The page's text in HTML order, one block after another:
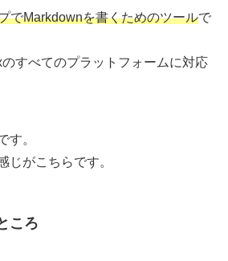
でMarkdownを書くためのツールで
すべてのプラットフォームに対応
す。
じがこちらです。
ころ